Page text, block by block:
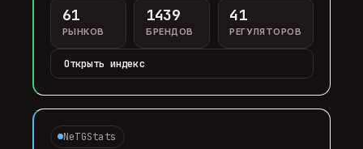
61
РЫНКОВ
1439
БРЕНДОВ
41
РЕГУЛЯТОРОВ
Открыть индекс
NeTGStats